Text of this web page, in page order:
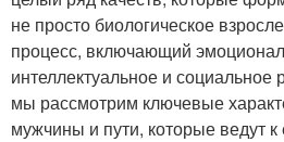
не просто биологическое
процесс, включающий
интеллектуальное и социальное
мы рассмотрим ключевые
мужчины и пути, которые ведут